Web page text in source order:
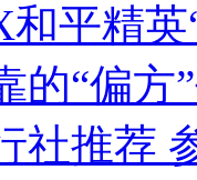
平精
的“偏方
社推荐